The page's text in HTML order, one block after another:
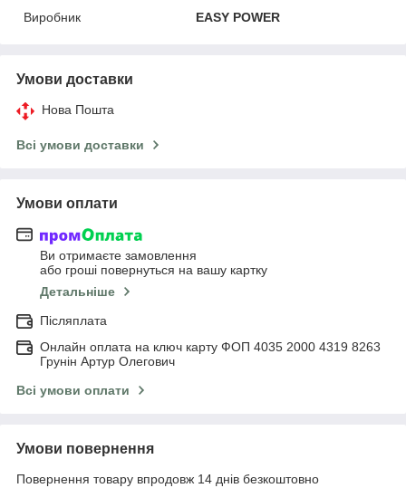
Виробник
EASY POWER
Умови доставки
Нова Пошта
Всі умови доставки
Умови оплати
Ви отримаєте замовлення
або гроші повернуться на вашу картку
Детальніше
Післяплата
Онлайн оплата на ключ карту ФОП 4035 2000 4319 8263
Грунін Артур Олегович
Всі умови оплати
Умови повернення
Повернення товару впродовж 14 днів безкоштовно